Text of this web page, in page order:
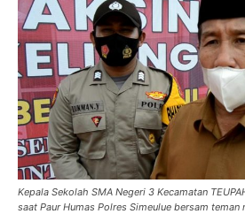
Kepala Sekolah SMA Negeri 3 Kecamatan
saat Paur Humas Polres Simeulue bersam teman